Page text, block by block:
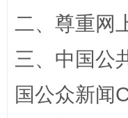
二、尊重网
三、中国公
国公众新闻